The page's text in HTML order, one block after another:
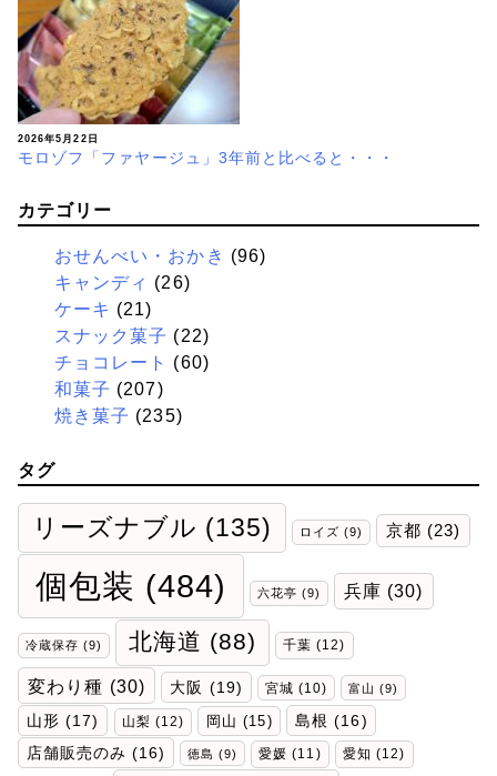
2026年5月22日
モロゾフ「ファヤージュ」3年前と比べると・・・
カテゴリー
おせんべい・おかき (96)
キャンディ (26)
ケーキ (21)
スナック菓子 (22)
チョコレート
(60)
和菓子 (207)
焼き菓子 (235)
タグ
リーズナブル (135) ロイズ (9) 京都 (23)
個包装 (484) 六花亭 (9) 兵庫 (30)
冷蔵保存 (9) 北海道 (88) 千葉 (12)
変わり種 (30) 大阪 (19) 宮城 (10) 富山 (9)
山形 (17) 山梨 (12) 岡山 (15) 島根 (16)
店舗販売のみ (16) 徳島 (9) 愛媛 (11) 愛知 (12)